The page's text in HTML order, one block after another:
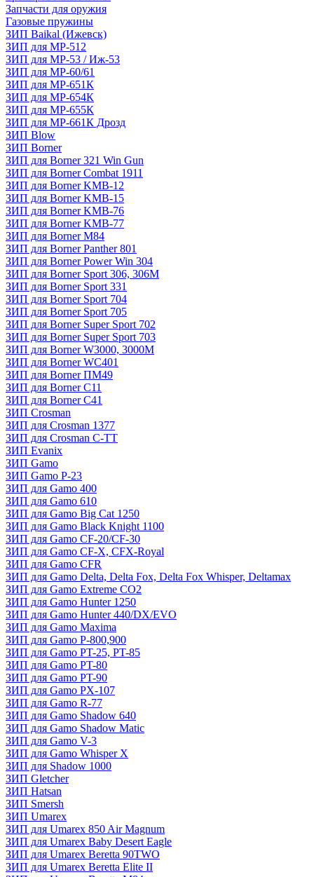
Запчасти для оружия
Газовые пружины
ЗИП Baikal (Ижевск)
ЗИП для МР-512
ЗИП для МР-53 / Иж-53
ЗИП для МР-60/61
ЗИП для МР-651К
ЗИП для МР-654К
ЗИП для МР-655К
ЗИП для МР-661К Дрозд
ЗИП Blow
ЗИП Borner
ЗИП для Borner 321 Win Gun
ЗИП для Borner Combat 1911
ЗИП для Borner KMB-12
ЗИП для Borner KMB-15
ЗИП для Borner KMB-76
ЗИП для Borner KMB-77
ЗИП для Borner M84
ЗИП для Borner Panther 801
ЗИП для Borner Power Win 304
ЗИП для Borner Sport 306, 306M
ЗИП для Borner Sport 331
ЗИП для Borner Sport 704
ЗИП для Borner Sport 705
ЗИП для Borner Super Sport 702
ЗИП для Borner Super Sport 703
ЗИП для Borner W3000, 3000М
ЗИП для Borner WC401
ЗИП для Borner ПМ49
ЗИП для Borner С11
ЗИП для Borner С41
ЗИП Crosman
ЗИП для Crosman 1377
ЗИП для Crosman C-TT
ЗИП Evanix
ЗИП Gamo
ЗИП Gamo P-23
ЗИП для Gamo 400
ЗИП для Gamo 610
ЗИП для Gamo Big Cat 1250
ЗИП для Gamo Black Knight 1100
ЗИП для Gamo CF-20/CF-30
ЗИП для Gamo CF-X, CFX-Royal
ЗИП для Gamo CFR
ЗИП для Gamo Delta, Delta Fox, Delta Fox Whisper, Deltamax
ЗИП для Gamo Extreme CO2
ЗИП для Gamo Hunter 1250
ЗИП для Gamo Hunter 440/DX/EVO
ЗИП для Gamo Maxima
ЗИП для Gamo P-800,900
ЗИП для Gamo PT-25, PT-85
ЗИП для Gamo PT-80
ЗИП для Gamo PT-90
ЗИП для Gamo PX-107
ЗИП для Gamo R-77
ЗИП для Gamo Shadow 640
ЗИП для Gamo Shadow Matic
ЗИП для Gamo V-3
ЗИП для Gamo Whisper X
ЗИП для Shadow 1000
ЗИП Gletcher
ЗИП Hatsan
ЗИП Smersh
ЗИП Umarex
ЗИП для Umarex 850 Air Magnum
ЗИП для Umarex Baby Desert Eagle
ЗИП для Umarex Beretta 90TWO
ЗИП для Umarex Beretta Elite II